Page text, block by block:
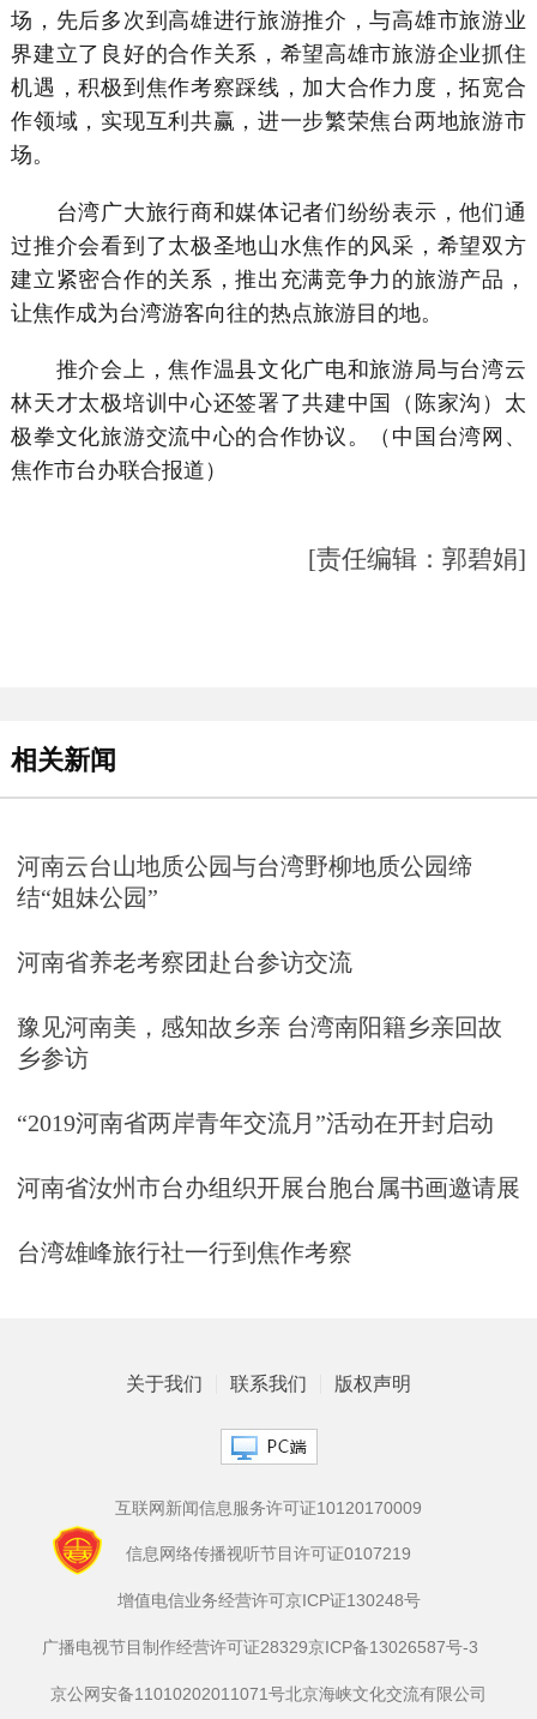
场，先后多次到高雄进行旅游推介，与高雄市旅游业
界建立了良好的合作关系，希望高雄市旅游企业抓住
机遇，积极到焦作考察踩线，加大合作力度，拓宽合
作领域，实现互利共赢，进一步繁荣焦台两地旅游市
场。
台湾广大旅行商和媒体记者们纷纷表示，他们通
过推介会看到了太极圣地山水焦作的风采，希望双方
建立紧密合作的关系，推出充满竞争力的旅游产品，
让焦作成为台湾游客向往的热点旅游目的地。
推介会上，焦作温县文化广电和旅游局与台湾云
林天才太极培训中心还签署了共建中国（陈家沟）太
极拳文化旅游交流中心的合作协议。（中国台湾网、
焦作市台办联合报道）
[责任编辑：郭碧娟]
相关新闻
河南云台山地质公园与台湾野柳地质公园缔
结“姐妹公园”
河南省养老考察团赴台参访交流
豫见河南美，感知故乡亲 台湾南阳籍乡亲回故
乡参访
“2019河南省两岸青年交流月”活动在开封启动
河南省汝州市台办组织开展台胞台属书画邀请展
台湾雄峰旅行社一行到焦作考察
关于我们 联系我们 版权声明
互联网新闻信息服务许可证10120170009
信息网络传播视听节目许可证0107219
增值电信业务经营许可京ICP证130248号
广播电视节目制作经营许可证28329京ICP备13026587号-3
京公网安备11010202011071号北京海峡文化交流有限公司